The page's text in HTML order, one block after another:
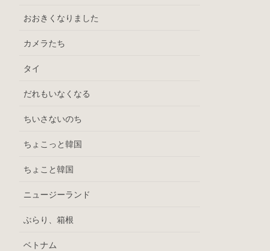
おおきくなりました
カメラたち
タイ
だれもいなくなる
ちいさないのち
ちょこっと韓国
ちょこと韓国
ニュージーランド
ぶらり、箱根
ベトナム